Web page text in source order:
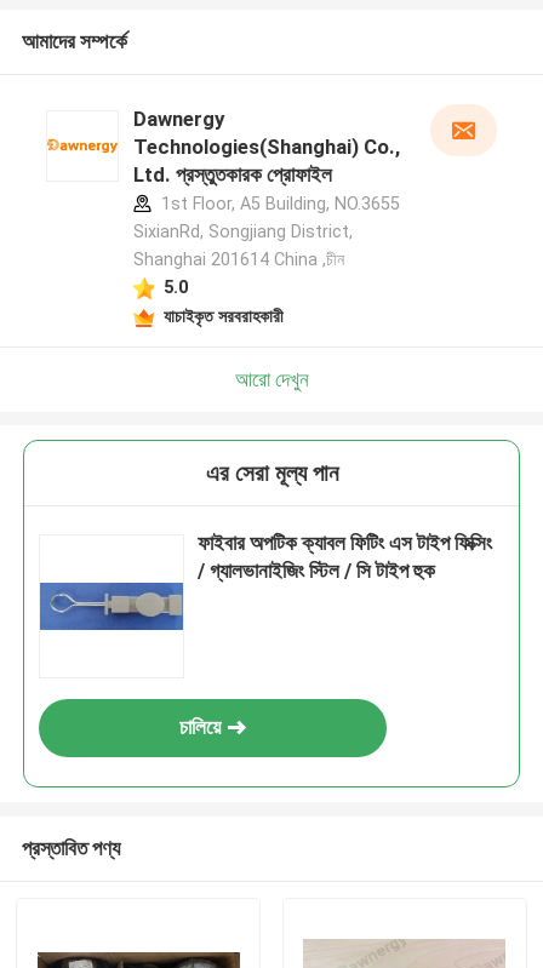
আমাদের সম্পর্কে
Dawnergy
Technologies(Shanghai) Co.,
Ltd. প্রস্তুতকারক প্রোফাইল
1st Floor, A5 Building, NO.3655
SixianRd, Songjiang District,
Shanghai 201614 China ,চীন
5.0
যাচাইকৃত সরবরাহকারী
আরো দেখুন
এর সেরা মূল্য পান
ফাইবার অপটিক ক্যাবল ফিটিং এস টাইপ ফিক্সিং
/ গ্যালভানাইজিং স্টিল / সি টাইপ হুক
চালিয়ে
প্রস্তাবিত পণ্য